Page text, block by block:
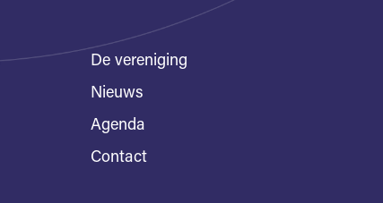
De vereniging
Nieuws
Agenda
Contact